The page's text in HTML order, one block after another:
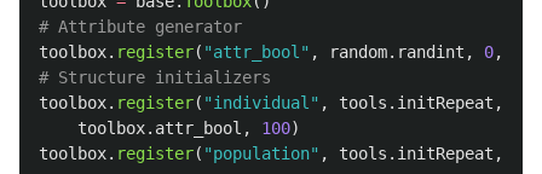
toolbox. register( "attr_bool " , random. randint , 0,
toolbox. register( "individual " , tools . initRepeat ,
toolbox. attr_bool , 100)
toolbox. register( "population" , tools . initRepeat ,